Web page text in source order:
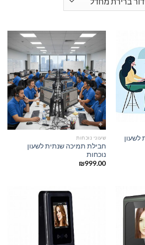
לשעון
שעוני נוכחות
חבילת תמיכה שנתית לשעון
נוכחות
₪999.00